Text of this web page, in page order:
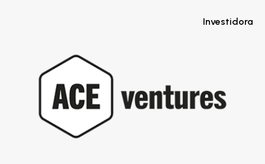
Investidora